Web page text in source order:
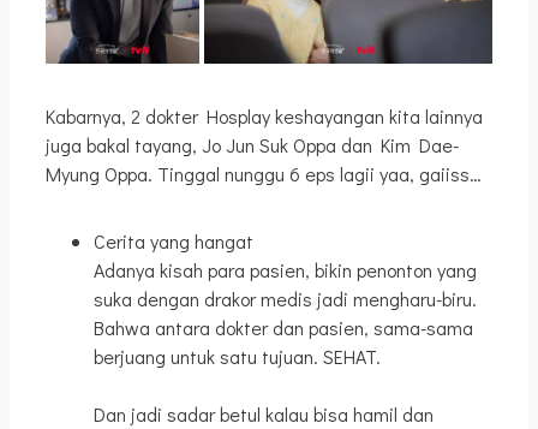
Kabarnya, 2 dokter Hosplay keshayangan kita lainnya
juga bakal tayang, Jo Jun Suk Oppa dan Kim Dae-
Myung Oppa. Tinggal nunggu 6 eps lagii yaa, gaiiss…
Cerita yang hangat
Adanya kisah para pasien, bikin penonton yang
suka dengan drakor medis jadi mengharu-biru.
Bahwa antara dokter dan pasien, sama-sama
berjuang untuk satu tujuan. SEHAT.
Dan jadi sadar betul kalau bisa hamil dan